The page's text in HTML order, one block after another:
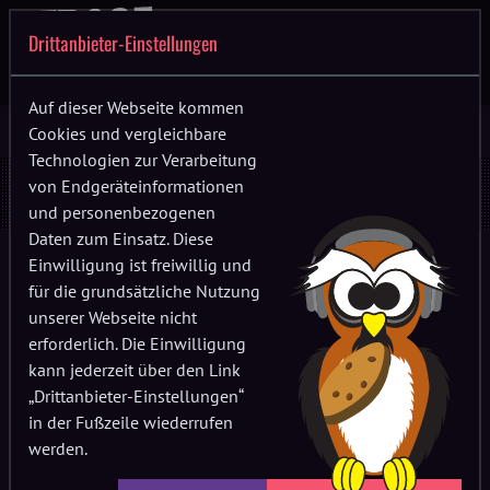
Inkognito
Drittanbieter-Einstellungen
Auf dieser Webseite kommen
Cookies und vergleichbare
Technologien zur Verarbeitung
von Endgeräteinformationen
und personenbezogenen
Daten zum Einsatz. Diese
Einwilligung ist freiwillig und
für die grundsätzliche Nutzung
unserer Webseite nicht
erforderlich. Die Einwilligung
kann jederzeit über den Link
„Drittanbieter-Einstellungen“
in der Fußzeile wiederrufen
werden.